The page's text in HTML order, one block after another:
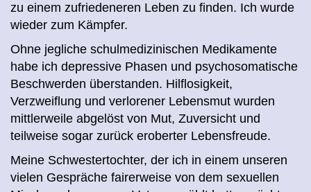
zu einem zufriedeneren Leben zu finden. Ich wurde
wieder zum Kämpfer.
Ohne jegliche schulmedizinischen Medikamente
habe ich depressive Phasen und psychosomatische
Beschwerden überstanden. Hilflosigkeit,
Verzweiflung und verlorener Lebensmut wurden
mittlerweile abgelöst von Mut, Zuversicht und
teilweise sogar zurück eroberter Lebensfreude.
Meine Schwestertochter, der ich in einem unseren
vielen Gespräche fairerweise von dem sexuellen